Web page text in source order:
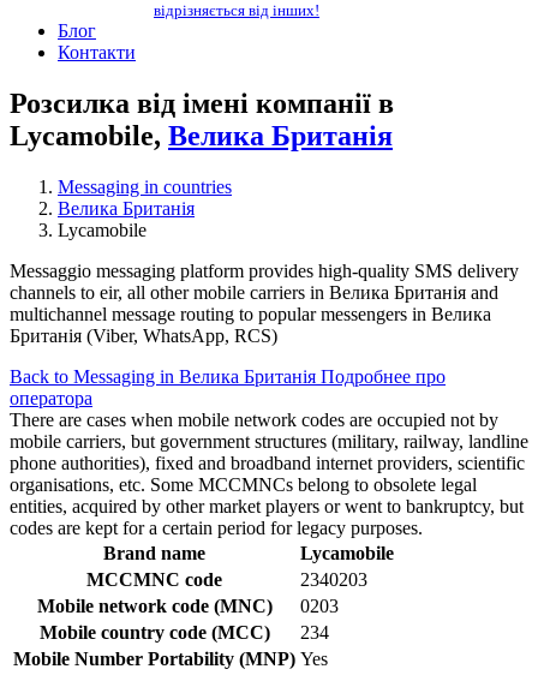
відрізняється від інших!
Блог
Контакти
Розсилка від імені компанії в
Lycamobile, Велика Британія
Messaging in countries
Велика Британія
Lycamobile
Messaggio messaging platform provides high-quality SMS delivery
channels to eir, all other mobile carriers in Велика Британія and
multichannel message routing to popular messengers in Велика
Британія (Viber, WhatsApp, RCS)
Back to Messaging in Велика Британія Подробнее про
оператора
There are cases when mobile network codes are occupied not by
mobile carriers, but government structures (military, railway, landline
phone authorities), fixed and broadband internet providers, scientific
organisations, etc. Some MCCMNCs belong to obsolete legal
entities, acquired by other market players or went to bankruptcy, but
codes are kept for a certain period for legacy purposes.
Brand name
Lycamobile
MCCMNC code
2340203
Mobile network code (MNC)
0203
Mobile country code (MCC)
234
Mobile Number Portability (MNP) Yes